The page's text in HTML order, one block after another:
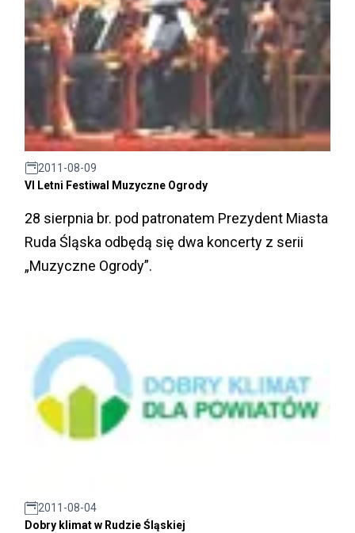
2011-08-09
VI Letni Festiwal Muzyczne Ogrody
28 sierpnia br. pod patronatem Prezydent Miasta
Ruda Śląska odbędą się dwa koncerty z serii
„Muzyczne Ogrody”.
2011-08-04
Dobry klimat w Rudzie Śląskiej